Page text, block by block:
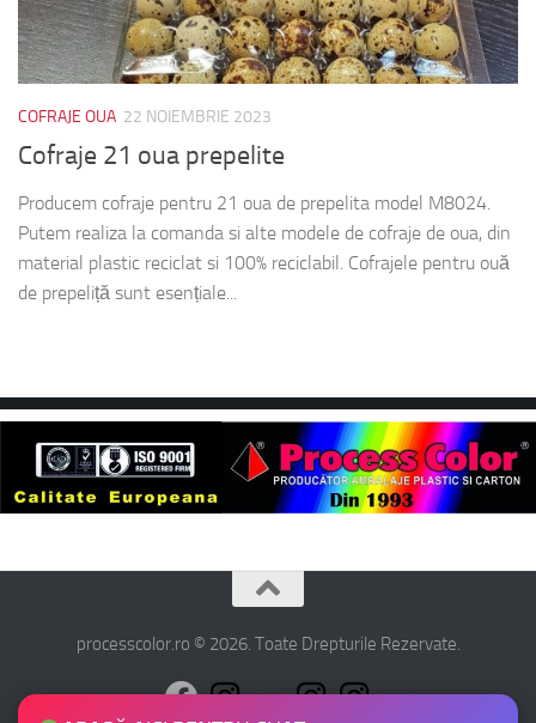
COFRAJE OUA 22 NOIEMBRIE 2023
Cofraje 21 oua prepelite
Producem cofraje pentru 21 oua de prepelita model M8024.
Putem realiza la comanda si alte modele de cofraje de oua, din
material plastic reciclat si 100% reciclabil. Cofrajele pentru ouă
de prepeliță sunt esențiale...
processcolor.ro © 2026. Toate Drepturile Rezervate.